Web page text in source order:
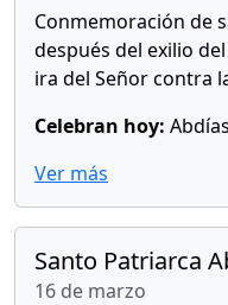
Conmemoración de
después del exilio
ira del Señor contra
Celebran hoy:
Ver más
Santo Patriarca
16 de marzo